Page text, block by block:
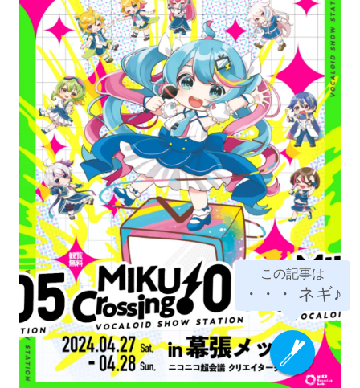
この記事は
・・・ ネギ♪